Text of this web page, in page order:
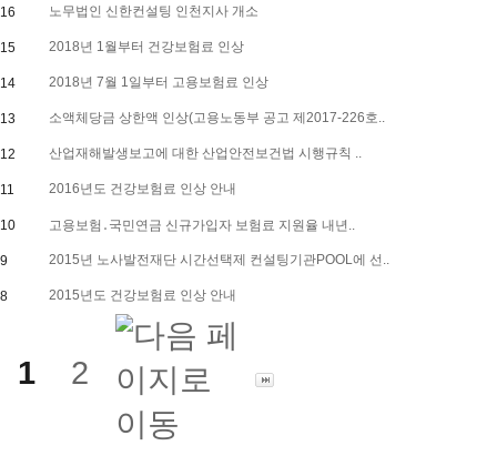
16 노무법인 신한컨설팅 인천지사 개소
15 2018년 1월부터 건강보험료 인상
14 2018년 7월 1일부터 고용보험료 인상
13 소액체당금 상한액 인상(고용노동부 공고 제2017-226호..
12 산업재해발생보고에 대한 산업안전보건법 시행규칙 ..
11 2016년도 건강보험료 인상 안내
10 고용보험․국민연금 신규가입자 보험료 지원율 내년..
9 2015년 노사발전재단 시간선택제 컨설팅기관POOL에 선..
8 2015년도 건강보험료 인상 안내
1 2